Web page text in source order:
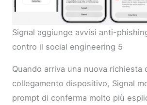
Signal aggiunge avvisi anti-
contro il social engineering 5
Quando arriva una nuova richiesta
collegamento dispositivo, Signal
prompt di conferma molto più